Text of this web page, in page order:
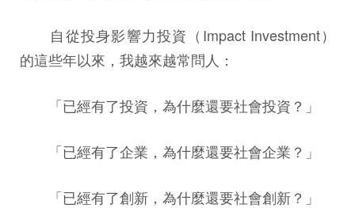
自從投身影響力投資（Impact Investment）
的這些年以來，我越來越常問人：
「已經有了投資，為什麼還要社會投資？」
「已經有了企業，為什麼還要社會企業？」
「已經有了創新，為什麼還要社會創新？」